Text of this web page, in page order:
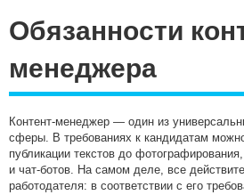
Обязанности
менеджера
Контент-менеджер — один из
сферы. В требованиях к кандидатам
публикации текстов до
и чат-ботов. На самом деле, все
работодателя: в соответствии с его